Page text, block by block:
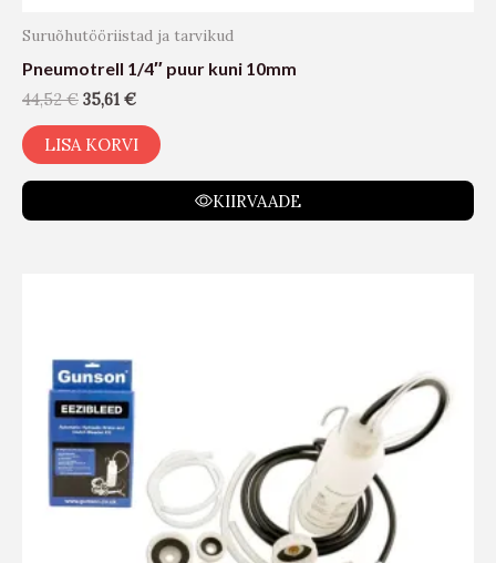
Suruõhutööriistad ja tarvikud
Pneumotrell 1/4″ puur kuni 10mm
44,52€ 35,61 €
LISA KORVI
KIIRVAADE